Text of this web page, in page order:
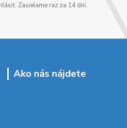
Zasielame raz za 14 dní.
Ako nás nájdete